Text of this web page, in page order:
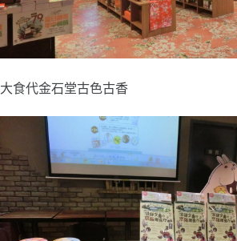
大食代金石堂古色古香